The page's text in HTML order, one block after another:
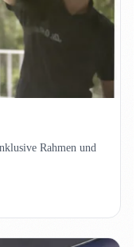
Rahmen und